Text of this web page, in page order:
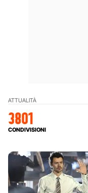
ATTUALITÀ
3801
CONDIVISIONI